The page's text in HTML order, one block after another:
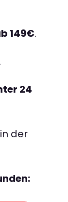
149€.
24
in der